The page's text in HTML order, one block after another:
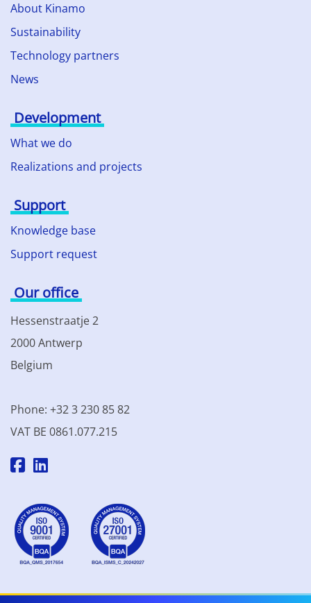
About Kinamo
Sustainability
Technology partners
News
Development
What we do
Realizations and projects
Support
Knowledge base
Support request
Our office
Hessenstraatje 2
2000 Antwerp
Belgium
Phone: +32 3 230 85 82
VAT BE 0861.077.215